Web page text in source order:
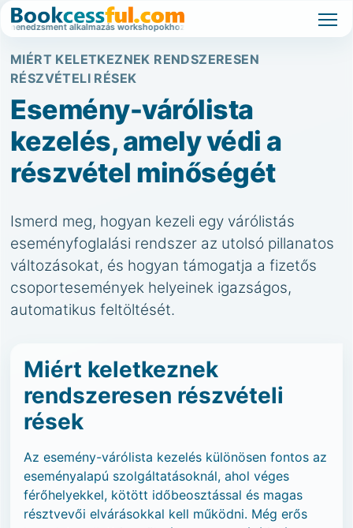
alkalmazás workshopokhoz, tanfolyamokhoz és nagy érdeklődésű
MIÉRT KELETKEZNEK RENDSZERESEN
RÉSZVÉTELI RÉSEK
Esemény-várólista
kezelés, amely védi a
részvétel minőségét
Ismerd meg, hogyan kezeli egy várólistás
eseményfoglalási rendszer az utolsó pillanatos
változásokat, és hogyan támogatja a fizetős
csoportesemények helyeinek igazságos,
automatikus feltöltését.
Miért keletkeznek
rendszeresen részvételi
rések
Az esemény-várólista kezelés különösen fontos az
eseményalapú szolgáltatásoknál, ahol véges
férőhelyekkel, kötött időbeosztással és magas
résztvevői elvárásokkal kell működni. Még erős